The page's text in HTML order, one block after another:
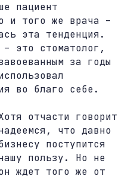
пациент
и того же врача –
эта тенденция.
это стоматолог,
за годы
во благо себе.
отчасти говорит
что давно
поступится
пользу. Но не
ждет того же от